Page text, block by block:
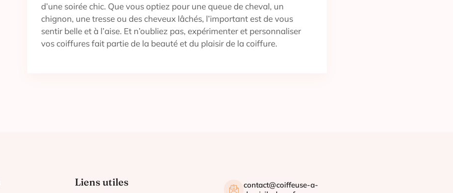
d’une soirée chic. Que vous optiez pour une queue de cheval, un
chignon, une tresse ou des cheveux lâchés, l’important est de vous
sentir belle et à l’aise. Et n’oubliez pas, expérimenter et personnaliser
vos coiffures fait partie de la beauté et du plaisir de la coiffure.
Liens utiles
contact@coiffeuse-a-